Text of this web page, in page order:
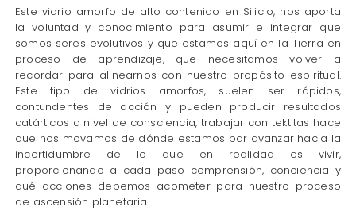
Este vidrio amorfo de alto contenido en Silicio, nos aporta
la voluntad y conocimiento para asumir e integrar que
somos seres evolutivos y que estamos aquí en la Tierra en
proceso de aprendizaje, que necesitamos volver a
recordar para alinearnos con nuestro propósito espiritual.
Este tipo de vidrios amorfos, suelen ser rápidos,
contundentes de acción y pueden producir resultados
catárticos a nivel de consciencia, trabajar con tektitas hace
que nos movamos de dónde estamos par avanzar hacia la
incertidumbre de lo que en realidad es vivir,
proporcionando a cada paso comprensión, conciencia y
qué acciones debemos acometer para nuestro proceso
de ascensión planetaria.